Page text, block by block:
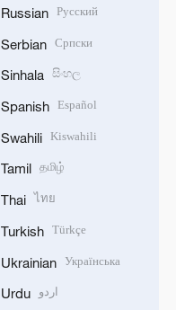
Russian Русский
Serbian Српски
Sinhala සිංහල
Spanish Español
Swahili Kiswahili
Tamil தமிழ்
Thai ไทย
Turkish Türkçe
Ukrainian Українська
Urdu اردو